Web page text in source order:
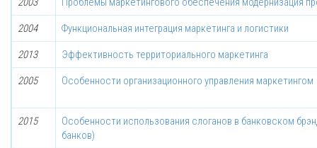
2004 Функциональная интеграция маркетинга и логистики
2013 Эффективность территориального маркетинга
2005 Особенности организационного управления маркетингом
2015
Особенности использования слоганов в банковском
банков)